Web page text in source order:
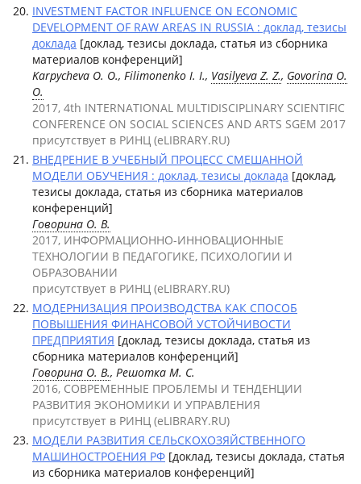
INVESTMENT FACTOR INFLUENCE ON ECONOMIC
DEVELOPMENT OF RAW AREAS IN RUSSIA : доклад, тезисы
доклада [доклад, тезисы доклада, статья из сборника
материалов конференций]
Karpycheva O. O., Filimonenko I. I., Vasilyeva Z. Z., Govorina O.
O.
2017, 4th INTERNATIONAL MULTIDISCIPLINARY SCIENTIFIC
CONFERENCE ON SOCIAL SCIENCES AND ARTS SGEM 2017
присутствует в РИНЦ (eLIBRARY.RU)
ВНЕДРЕНИЕ В УЧЕБНЫЙ ПРОЦЕСС СМЕШАННОЙ
МОДЕЛИ ОБУЧЕНИЯ : доклад, тезисы доклада [доклад,
тезисы доклада, статья из сборника материалов
конференций]
Говорина О. В.
2017, ИНФОРМАЦИОННО-ИННОВАЦИОННЫЕ
ТЕХНОЛОГИИ В ПЕДАГОГИКЕ, ПСИХОЛОГИИ И
ОБРАЗОВАНИИ
присутствует в РИНЦ (eLIBRARY.RU)
МОДЕРНИЗАЦИЯ ПРОИЗВОДСТВА КАК СПОСОБ
ПОВЫШЕНИЯ ФИНАНСОВОЙ УСТОЙЧИВОСТИ
ПРЕДПРИЯТИЯ [доклад, тезисы доклада, статья из
сборника материалов конференций]
Говорина О. В., Решотка М. С.
2016, СОВРЕМЕННЫЕ ПРОБЛЕМЫ И ТЕНДЕНЦИИ
РАЗВИТИЯ ЭКОНОМИКИ И УПРАВЛЕНИЯ
присутствует в РИНЦ (eLIBRARY.RU)
МОДЕЛИ РАЗВИТИЯ СЕЛЬСКОХОЗЯЙСТВЕННОГО
МАШИНОСТРОЕНИЯ РФ [доклад, тезисы доклада, статья
из сборника материалов конференций]